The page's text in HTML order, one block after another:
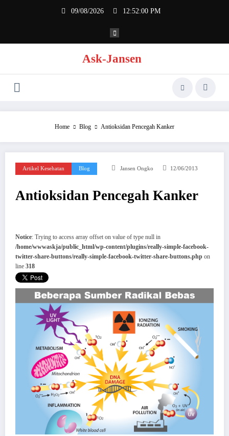
09/08/2026 12:52:00 PM
Ask-Jansen
Home Blog Antioksidan Pencegah Kanker
Artikel Kesehatan Blog Jansen Ongko 12/06/2013
Antioksidan Pencegah Kanker
Notice: Trying to access array offset on value of type null in
/home/wwwaskja/public_html/wp-content/plugins/really-simple-facebook-
twitter-share-buttons/really-simple-facebook-twitter-share-buttons.php on
line 318